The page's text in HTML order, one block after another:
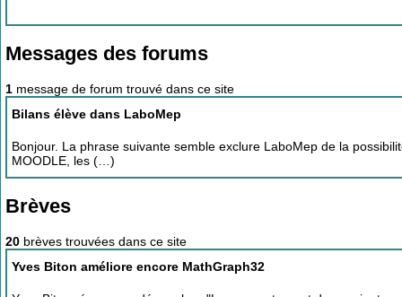
Messages des forums
1 message de forum trouvé dans ce site
Bilans élève dans LaboMep
Bonjour. La phrase suivante semble exclure LaboMep de la
MOODLE, les (…)
Brèves
20 brèves trouvées dans ce site
Yves Biton améliore encore MathGraph32